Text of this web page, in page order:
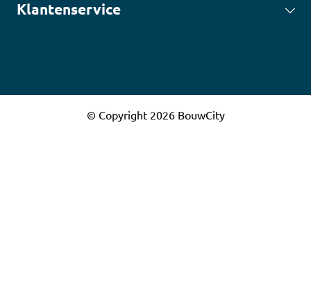
Klantenservice
© Copyright 2026 BouwCity